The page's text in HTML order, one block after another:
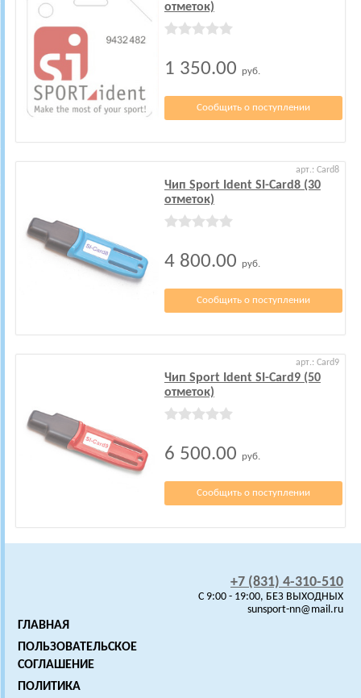
отметок)
1 350.00 руб.
Сообщить о поступлении
арт.: Card8
Чип Sport Ident SI-Card8 (30
отметок)
4 800.00 руб.
Сообщить о поступлении
арт.: Card9
Чип Sport Ident SI-Card9 (50
отметок)
6 500.00 руб.
Сообщить о поступлении
+7 (831) 4-310-510
C 9:00 - 19:00, БЕЗ ВЫХОДНЫХ
sunsport-nn@mail.ru
ГЛАВНАЯ
ПОЛЬЗОВАТЕЛЬСКОЕ
СОГЛАШЕНИЕ
ПОЛИТИКА